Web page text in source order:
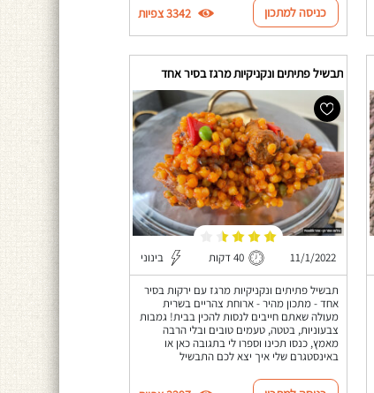
כניסה למתכון 3342 צפיות
תבשיל פתיתים ונקניקיות מרגז בסיר אחד
11/1/2022 40 דקות בינוני
תבשיל פתיתים ונקניקיות מרגז עם ירקות בסיר
אחד - מתכון מהיר - ארוחת צהריים בשרית
מעולה שאתם חייבים לנסות להכין בבית! גמבות
צבעוניות, בטטה, טעמים טובים ובלי הרבה
מאמץ, כנסו תכינו וספרו לי בתגובה כאן או
באינסטגרם שלי איך יצא לכם התבשיל